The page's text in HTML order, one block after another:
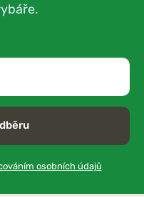
osobních údajů